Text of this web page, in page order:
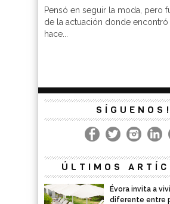
Pensó en seguir la moda, pero
de la actuación donde encontró
hace...
SÍGUENOS!
ÚLTIMOS
Évora invita a
diferente entre